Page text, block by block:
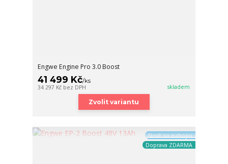
Engwe Engine Pro 3.0 Boost
41 499 Kč/ks
34 297 Kč bez DPH skladem
Zvolit variantu
Nově na e-shopu
Doprava ZDARMA